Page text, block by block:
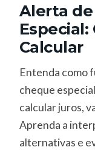
Alerta de
Calcular
Entenda como
cheque
calcular juros,
Aprenda a
alternativas e